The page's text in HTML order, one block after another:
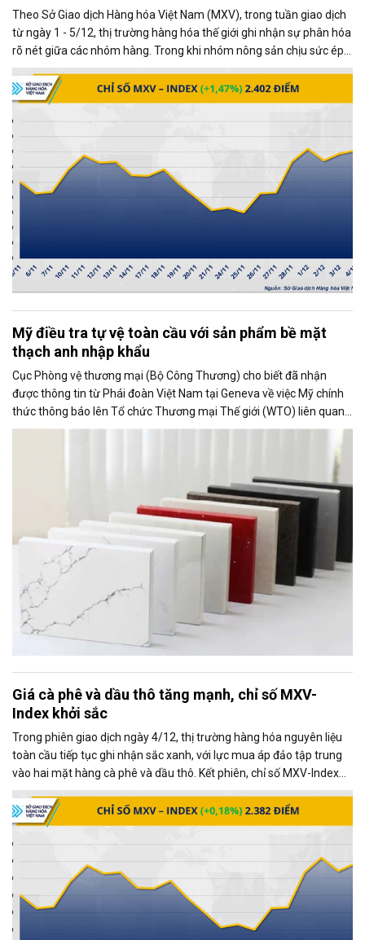
Theo Sở Giao dịch Hàng hóa Việt Nam (MXV), trong tuần giao dịch
từ ngày 1 - 5/12, thị trường hàng hóa thế giới ghi nhận sự phân hóa
rõ nét giữa các nhóm hàng. Trong khi nhóm nông sản chịu sức ép
từ những diễn biến mới trong quan hệ thương mại Mỹ - Trung, thị
trường kim loại lại giao dịch khởi sắc, trở thành động lực chính kéo
chỉ số MXV-Index tăng mạnh.
Mỹ điều tra tự vệ toàn cầu với sản phẩm bề mặt
thạch anh nhập khẩu
Cục Phòng vệ thương mại (Bộ Công Thương) cho biết đã nhận
được thông tin từ Phái đoàn Việt Nam tại Geneva về việc Mỹ chính
thức thông báo lên Tổ chức Thương mại Thế giới (WTO) liên quan
đến việc Ủy ban Thương mại Quốc tế Mỹ (USITC) khởi xướng điều
tra tự vệ toàn cầu đối với sản phẩm bề mặt thạch anh nhập khẩu
Giá cà phê và dầu thô tăng mạnh, chỉ số MXV-
Index khởi sắc
Trong phiên giao dịch ngày 4/12, thị trường hàng hóa nguyên liệu
toàn cầu tiếp tục ghi nhận sắc xanh, với lực mua áp đảo tập trung
vào hai mặt hàng cà phê và dầu thô. Kết phiên, chỉ số MXV-Index
tăng gần 0,2%, đạt 2.382 điểm, phản ánh xu hướng tích cực chung
của thị trường.